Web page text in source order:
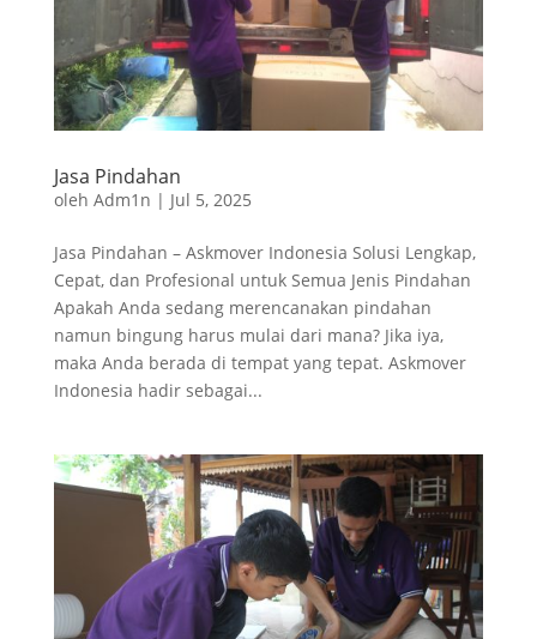
Jasa Pindahan
oleh Adm1n | Jul 5, 2025
Jasa Pindahan – Askmover Indonesia Solusi Lengkap,
Cepat, dan Profesional untuk Semua Jenis Pindahan
Apakah Anda sedang merencanakan pindahan
namun bingung harus mulai dari mana? Jika iya,
maka Anda berada di tempat yang tepat. Askmover
Indonesia hadir sebagai...